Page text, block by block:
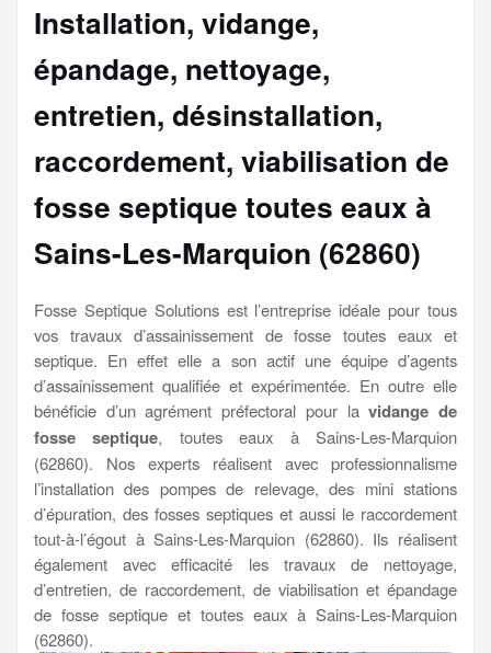
Installation, vidange,
épandage, nettoyage,
entretien, désinstallation,
raccordement, viabilisation de
fosse septique toutes eaux à
Sains-Les-Marquion (62860)
Fosse Septique Solutions est l’entreprise idéale pour tous
vos travaux d’assainissement de fosse toutes eaux et
septique. En effet elle a son actif une équipe d’agents
d’assainissement qualifiée et expérimentée. En outre elle
bénéficie d’un agrément préfectoral pour lavidange de
fosse septique, toutes eaux à Sains-Les-Marquion
(62860). Nos experts réalisent avec professionnalisme
l’installation des pompes de relevage, des mini stations
d’épuration, des fosses septiques et aussi le raccordement
tout-à-l’égout à Sains-Les-Marquion (62860). Ils réalisent
également avec efficacité les travaux de nettoyage,
d’entretien, de raccordement, de viabilisation et épandage
de fosse septique et toutes eaux à Sains-Les-Marquion
(62860).